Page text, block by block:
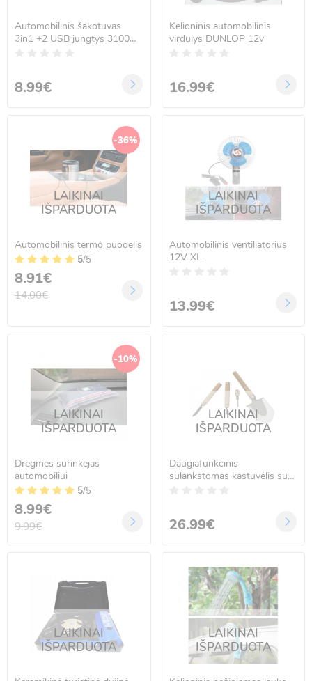
Automobilinis šakotuvas
3in1 +2 USB jungtys 3100
8.99€
Kelioninis automobilinis
virdulys DUNLOP 12v
16.99€
-36%
LAIKINAI
IŠPARDUOTA
Automobilinis termo puodelis
5/5
8.91€
14.00€
LAIKINAI
IŠPARDUOTA
Automobilinis ventiliatorius
12V XL
13.99€
-10%
LAIKINAI
IŠPARDUOTA
Drėgmės surinkėjas
automobiliui
5/5
8.99€
9.99€
LAIKINAI
IŠPARDUOTA
Daugiafunkcinis
sulankstomas kastuvėlis su
26.99€
LAIKINAI
IŠPARDUOTA
LAIKINAI
IŠPARDUOTA